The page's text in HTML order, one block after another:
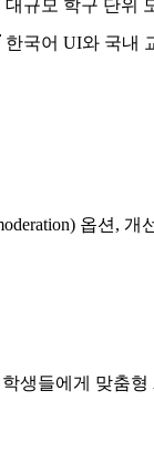
대규모 학구 단위
한국어 UI와 국내
옵션,
들에게 맞춤